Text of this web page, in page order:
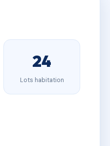
24
Lots habitation